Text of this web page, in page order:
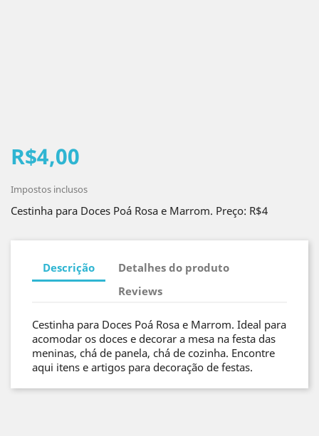
R$4,00
Impostos inclusos
Cestinha para Doces Poá Rosa e Marrom. Preço: R$4
Descrição
Detalhes do produto
Reviews
Cestinha para Doces Poá Rosa e Marrom. Ideal para
acomodar os doces e decorar a mesa na festa das
meninas, chá de panela, chá de cozinha. Encontre
aqui itens e artigos para decoração de festas.